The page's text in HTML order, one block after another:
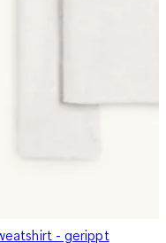
- gerippt